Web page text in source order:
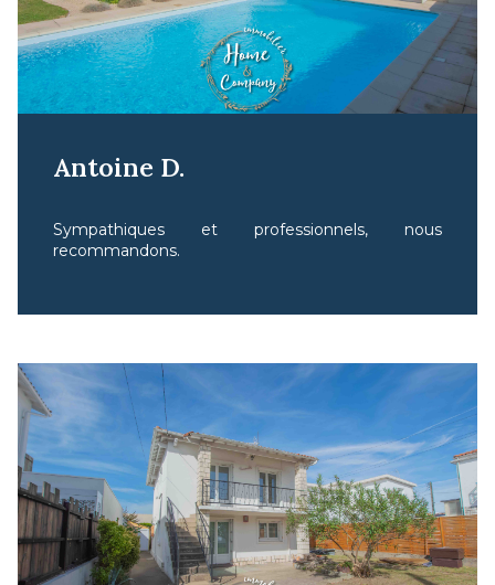
Antoine D.
Sympathiques et professionnels, nous
recommandons.
17/04/2024